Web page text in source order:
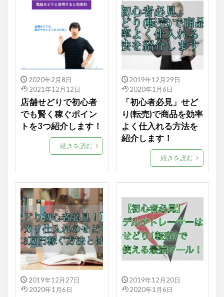
2020年2月8日
2021年12月12日
店舗せどりで初心者
でも賢く稼ぐポイン
トを3つ紹介します！
続きを読む
2019年12月29日
2020年1月6日
「初心者必見」せど
り(転売)で商品を効率
よく仕入れる方法を
紹介します！
続きを読む
2019年12月27日
2020年1月6日
2019年12月20日
2020年1月6日